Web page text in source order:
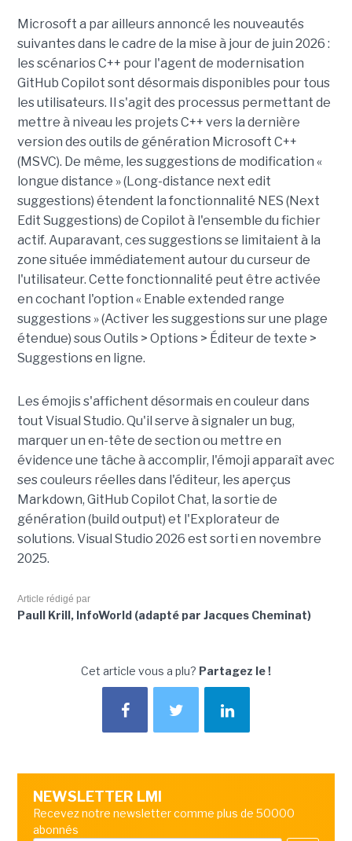
Microsoft a par ailleurs annoncé les nouveautés
suivantes dans le cadre de la mise à jour de juin 2026 :
les scénarios C++ pour l'agent de modernisation
GitHub Copilot sont désormais disponibles pour tous
les utilisateurs. Il s'agit des processus permettant de
mettre à niveau les projets C++ vers la dernière
version des outils de génération Microsoft C++
(MSVC). De même, les suggestions de modification «
longue distance » (Long-distance next edit
suggestions) étendent la fonctionnalité NES (Next
Edit Suggestions) de Copilot à l'ensemble du fichier
actif. Auparavant, ces suggestions se limitaient à la
zone située immédiatement autour du curseur de
l'utilisateur. Cette fonctionnalité peut être activée
en cochant l'option « Enable extended range
suggestions » (Activer les suggestions sur une plage
étendue) sous Outils > Options > Éditeur de texte >
Suggestions en ligne.
Les émojis s'affichent désormais en couleur dans
tout Visual Studio. Qu'il serve à signaler un bug,
marquer un en-tête de section ou mettre en
évidence une tâche à accomplir, l'émoji apparaît avec
ses couleurs réelles dans l'éditeur, les aperçus
Markdown, GitHub Copilot Chat, la sortie de
génération (build output) et l'Explorateur de
solutions. Visual Studio 2026 est sorti en novembre
2025.
Article rédigé par
Paull Krill, InfoWorld (adapté par Jacques Cheminat)
Cet article vous a plu? Partagez le !
NEWSLETTER LMI
Recevez notre newsletter comme plus de 50000
abonnés